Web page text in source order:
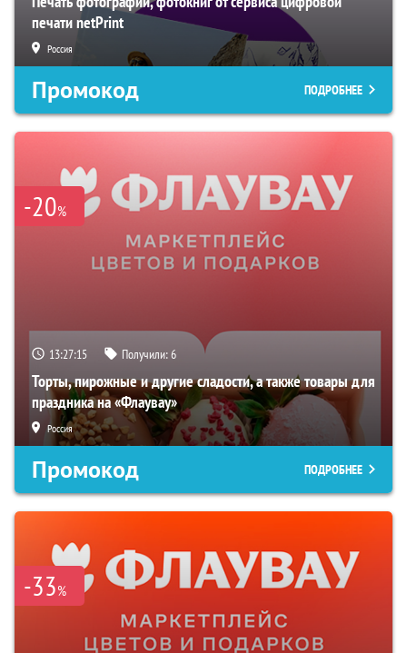
печати netPrint
Россия
Промокод ПОДРОБНЕЕ
-20%
13:27:14 Получили:6
Торты, пирожные и другие сладости, а также товары для
праздника на «Флаувау»
Россия
Промокод ПОДРОБНЕЕ
-33%